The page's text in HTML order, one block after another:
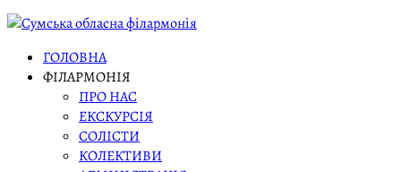
ГОЛОВНА
ФІЛАРМОНІЯ
ПРО НАС
ЕКСКУРСІЯ
СОЛІСТИ
КОЛЕКТИВИ